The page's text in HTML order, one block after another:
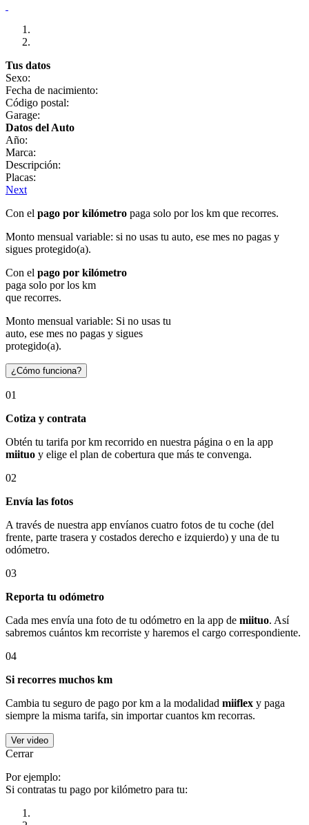
Tus datos
Sexo:
Fecha de nacimiento:
Código postal:
Garage:
Datos del Auto
Año:
Marca:
Descripción:
Placas:
Next
Con el pago por kilómetro paga solo por los km que recorres.
Monto mensual variable: si no usas tu auto, ese mes no pagas y
sigues protegido(a).
Con el pago por kilómetro
paga solo por los km
que recorres.
Monto mensual variable: Si no usas tu
auto, ese mes no pagas y sigues
protegido(a).
¿Cómo funciona?
01
Cotiza y contrata
Obtén tu tarifa por km recorrido en nuestra página o en la app
miituo y elige el plan de cobertura que más te convenga.
02
Envía las fotos
A través de nuestra app envíanos cuatro fotos de tu coche (del
frente, parte trasera y costados derecho e izquierdo) y una de tu
odómetro.
03
Reporta tu odómetro
Cada mes envía una foto de tu odómetro en la app de miituo. Así
sabremos cuántos km recorriste y haremos el cargo correspondiente.
04
Si recorres muchos km
Cambia tu seguro de pago por km a la modalidad miiflex y paga
siempre la misma tarifa, sin importar cuantos km recorras.
Ver video
Cerrar
Por ejemplo:
Si contratas tu pago por kilómetro para tu: